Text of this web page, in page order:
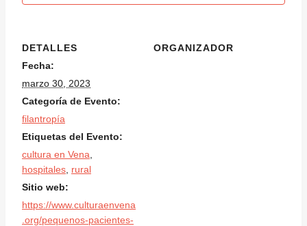
DETALLES
Fecha:
marzo 30, 2023
Categoría de Evento:
filantropía
Etiquetas del Evento:
cultura en Vena
hospitales rural
Sitio web:
https://www.culturaenvena
.org/pequenos-pacientes-
ORGANIZADOR